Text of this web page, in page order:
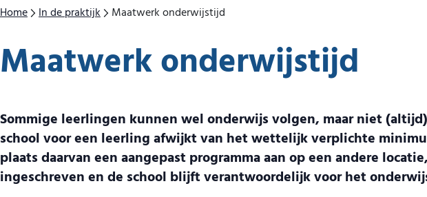
Home In de praktijk Maatwerk onderwijstijd
Maatwerk onderwijstijd
Sommige leerlingen kunnen wel onderwijs volgen, maar niet
school voor een leerling afwijkt van het wettelijk verplichte
plaats daarvan een aangepast programma aan op een andere
ingeschreven en de school blijft verantwoordelijk voor het